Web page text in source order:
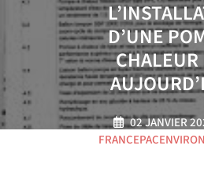
D’UNE
CHALEUR
02 JANVIER